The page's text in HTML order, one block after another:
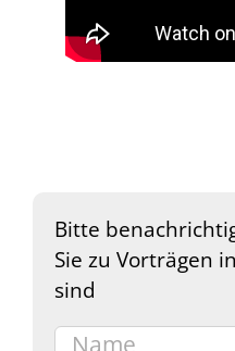
Bitte
Sie zu Vorträgen
sind